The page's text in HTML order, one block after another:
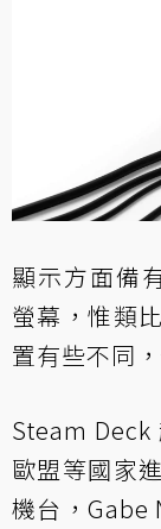
顯示方面備
螢幕，惟類
置有些不同
Steam Deck
歐盟等國家
機台，Gabe